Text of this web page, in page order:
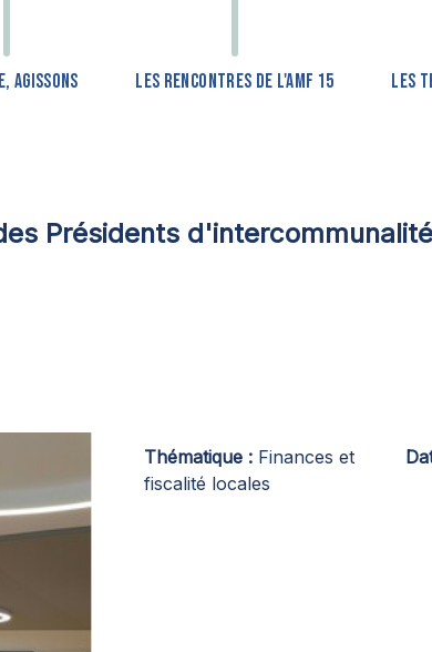
AGISSONS LES RENCONTRES DE L'AMF 15 LES
Présidents
Thématique
Finances et
fiscalité locales